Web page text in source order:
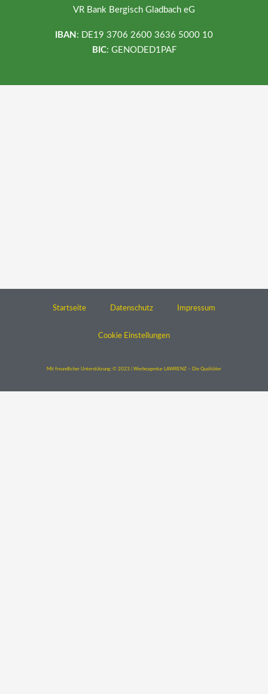
VR Bank Bergisch Gladbach eG
IBAN : DE19 3706 2600 3636 5000 10
BIC: GENODED1PAF
Startseite Datenschutz Impressum
Cookie Einstellungen
Mit freundlicher Unterstützung: © 2023 | Werbeagentur LAWRENZ – Die Qualitäter